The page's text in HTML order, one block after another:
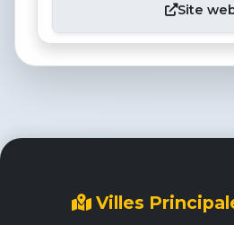
Site
Villes